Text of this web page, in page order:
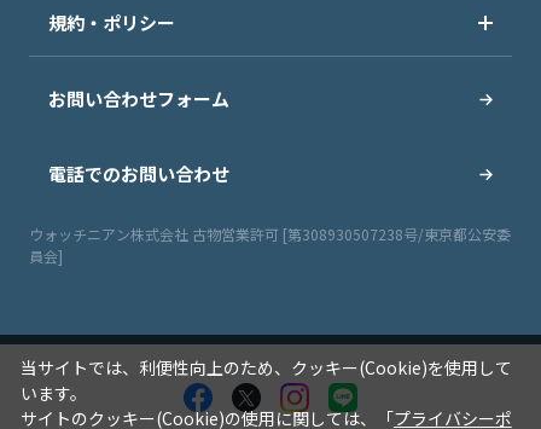
規約・ポリシー
お問い合わせフォーム
電話でのお問い合わせ
ウォッチニアン株式会社 古物営業許可 [第308930507238号/東京都公安委
員会]
当サイトでは、利便性向上のため、クッキー(Cookie)を使用して
います。
サイトのクッキー(Cookie)の使用に関しては、「プライバシーポ